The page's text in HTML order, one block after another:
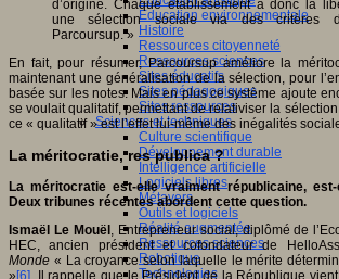
Education environnementale
Histoire
Ressources citoyenneté
Ressources sciences
Sites éducatifs
Sites pédagogiques
Sites ressources
Sciences et techniques
Culture scientifique
Développement durable
Intelligence artificielle
Logiciels libres
Métavers
Outils et logiciels
Réalité augmentée
Ressources sciences
Robotique
Technologies
d’origine. Chaque établissement a donc la
une sélection sociale via des critères
Parcoursup. »
En fait, pour résumer, Parcoursup améliore la
maintenant une généralisation de la sélection, pour
basée sur les notes. Mais en plus ce système ajoute
se voulait qualitatif, permettant de relativiser la
ce « qualitatif » est l’effet lui-même des inégalités
La méritocratie, res publica ?
La méritocratie est-elle vraiment républicaine,
Deux tribunes récentes abordent cette question.
Ismaël Le Mouël , Entrepreneur social, diplômé de
HEC, ancien président et cofondateur de
Monde « La croyance selon laquelle le mérite
» [6]. Il rappelle que le Président de la République